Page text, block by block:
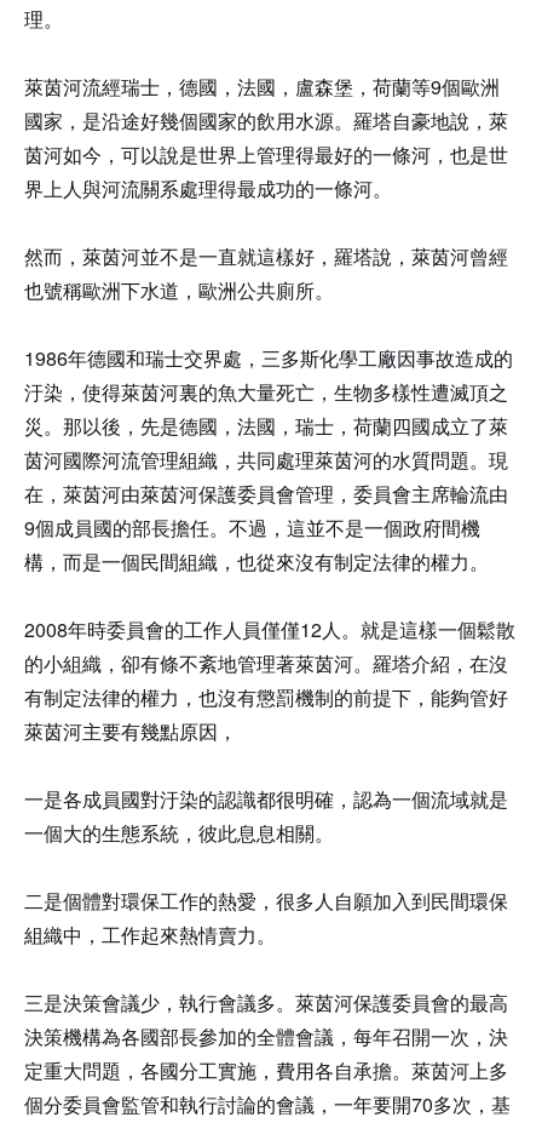
理。
萊茵河流經瑞士，德國，法國，盧森堡，荷蘭等9個歐洲
國家，是沿途好幾個國家的飲用水源。羅塔自豪地說，萊
茵河如今，可以說是世界上管理得最好的一條河，也是世
界上人與河流關系處理得最成功的一條河。
然而，萊茵河並不是一直就這樣好，羅塔說，萊茵河曾經
也號稱歐洲下水道，歐洲公共廁所。
1986年德國和瑞士交界處，三多斯化學工廠因事故造成的
汙染，使得萊茵河裏的魚大量死亡，生物多樣性遭滅頂之
災。那以後，先是德國，法國，瑞士，荷蘭四國成立了萊
茵河國際河流管理組織，共同處理萊茵河的水質問題。現
在，萊茵河由萊茵河保護委員會管理，委員會主席輪流由
9個成員國的部長擔任。不過，這並不是一個政府間機
構，而是一個民間組織，也從來沒有制定法律的權力。
2008年時委員會的工作人員僅僅12人。就是這樣一個鬆散
的小組織，卻有條不紊地管理著萊茵河。羅塔介紹，在沒
有制定法律的權力，也沒有懲罰機制的前提下，能夠管好
萊茵河主要有幾點原因，
一是各成員國對汙染的認識都很明確，認為一個流域就是
一個大的生態系統，彼此息息相關。
二是個體對環保工作的熱愛，很多人自願加入到民間環保
組織中，工作起來熱情賣力。
三是決策會議少，執行會議多。萊茵河保護委員會的最高
決策機構為各國部長參加的全體會議，每年召開一次，決
定重大問題，各國分工實施，費用各自承擔。萊茵河上多
個分委員會監管和執行討論的會議，一年要開70多次，基